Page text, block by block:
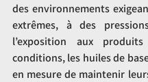
des environnements
extrêmes, à des
l’exposition aux
conditions, les huiles de
en mesure de maintenir